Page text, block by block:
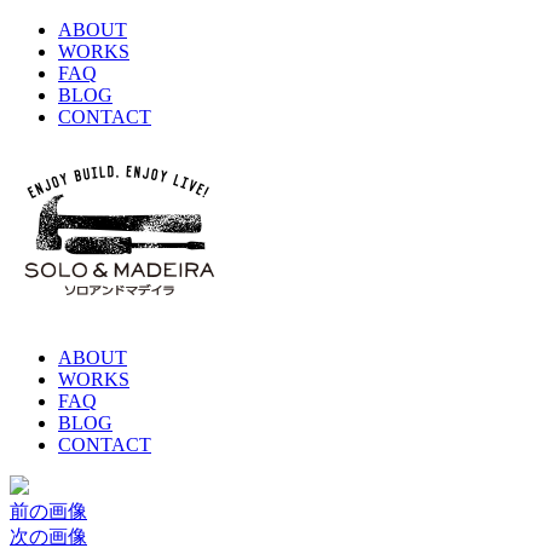
ABOUT
WORKS
FAQ
BLOG
CONTACT
ABOUT
WORKS
FAQ
BLOG
CONTACT
前の画像
次の画像